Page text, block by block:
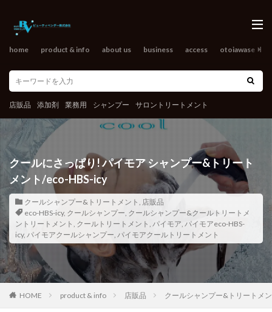
home product & info about us business access otoiawase
店販品 添加剤 業務用 シャンプー サロントリートメント
クールにさっぱり! パイモア シャンプー&トリート
メント/eco-HBS-icy
クールシャンプー&トリートメント , 店販品
eco-HBS-icy, クールシャンプー, クールシャンプー&クールトリートメ
ントリートメント , クールトリートメント , パイモア, パイモアeco-HBS-
icy, パイモアクールシャンプー, パイモアクールトリートメント
HOME product & info 店販品 クールシャンプー&トリートメ